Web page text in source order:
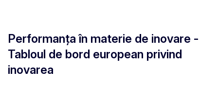
Performanța în materie de inovare -
Tabloul de bord european privind
inovarea